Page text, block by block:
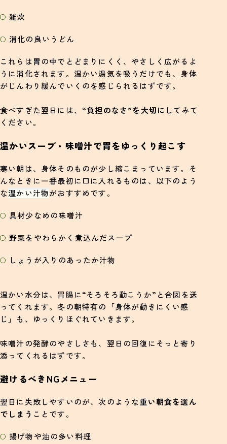
雑炊
消化の良いうどん
これらは胃の中でとどまりにくく、やさしく広がるよ
うに消化されます。温かい湯気を吸うだけでも、身体
がじんわり緩んでいくのを感じられるはずです。
食べすぎた翌日には、 “負担のなさ”を大切に してみて
ください。
温かいスープ・味噌汁で胃をゆっくり起こす
寒い朝は、身体そのものが少し縮こまっています。そ
んなときに一番最初に口に入れるものは、以下のよう
な温かい汁物がおすすめです。
具材少なめの味噌汁
野菜をやわらかく煮込んだスープ
しょうが入りのあったか汁物
温かい水分は、胃腸に“そろそろ動こうか”と合図を送
ってくれます。冬の朝特有の「身体が動きにくい感
じ」も、ゆっくりほぐれていきます。
味噌汁の発酵のやさしさも、翌日の回復にそっと寄り
添ってくれるはずです。
避けるべきNGメニュー
翌日に失敗しやすいのが、次のような重い朝食を選ん
でしまう ことです。
揚げ物や油の多い料理